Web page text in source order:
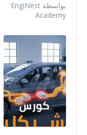
بواسطة EngiNest
Academy